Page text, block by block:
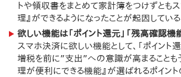
トや領収書をまとめて家計簿をつけずとも
理』ができるようになったことが起因してい
欲しい機能は「ポイント還元」「残高確認機
スマホ決済に欲しい機能として、「ポイン
増税を前に”支出”への意識が高まることも
理が便利にできる機能』が選ばれるポイン